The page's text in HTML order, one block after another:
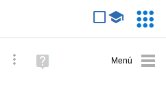
Búsqueda avanzada
Ayuda
(en